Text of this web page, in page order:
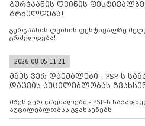
გურჯაანის ღვინის
გრძელდება!
გურჯაანის ღვინის ფესტივალზე
გრძელდება!
2026-08-05 11:21
მზეს ვერ დაემალები - PSP-ს
დაცვის აუცილებლობას
მზეს ვერ დაემალები - PSP-ს
აუცილებლობას გვახსენებს